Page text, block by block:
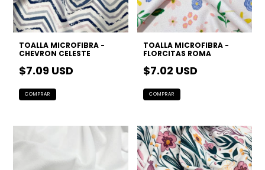
TOALLA MICROFIBRA -
CHEVRON CELESTE
$7.09 USD
TOALLA MICROFIBRA -
FLORCITAS ROMA
$7.02 USD